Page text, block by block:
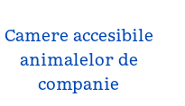
Camere accesibile
animalelor de
companie